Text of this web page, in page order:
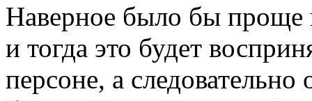
Наверное было бы проще
и тогда это будет
персоне, а